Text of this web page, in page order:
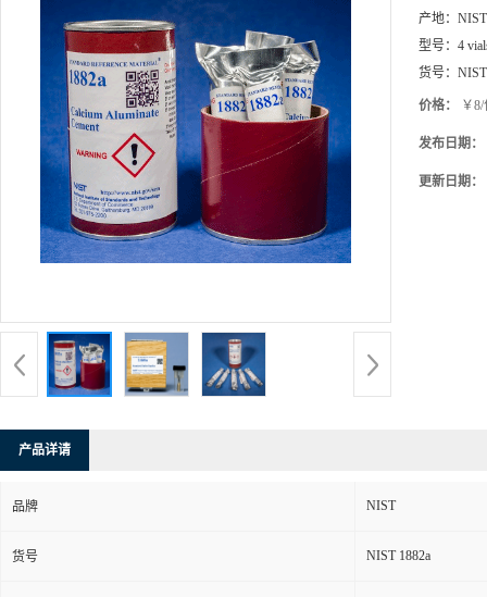
产地： NIST
型号： 4
货号：
价格： ￥
发布日期：
更新日期：
产品详请
品牌 NIST
货号 NIST 1882a